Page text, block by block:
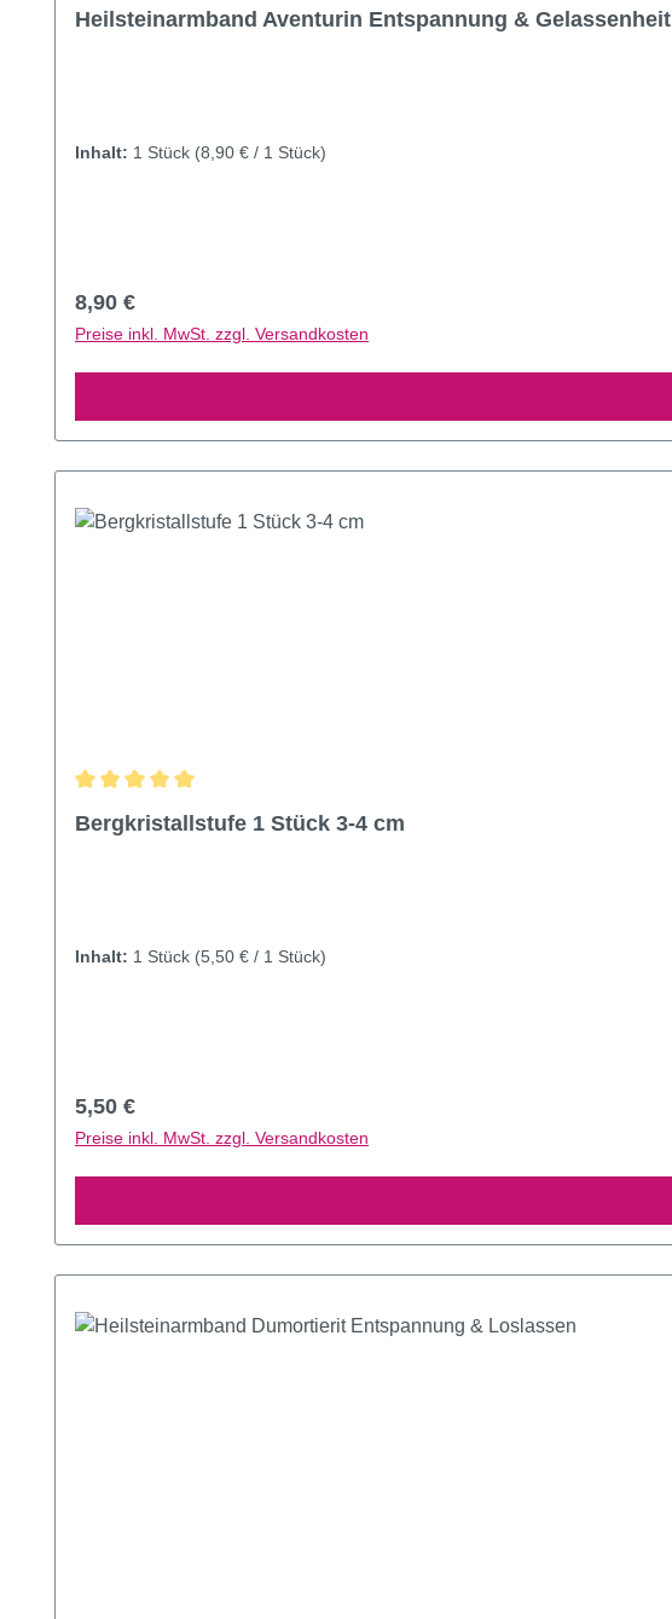
Heilsteinarmband Aventurin Entspannung & Gelassenheit
Inhalt: 1 Stück (8,90 € / 1 Stück)
Regulärer Preis:
8,90 €
Preise inkl. MwSt. zzgl. Versandkosten
Durchschnittliche Bewertung von 5 von 5 Sternen
Bergkristallstufe 1 Stück 3-4 cm
Inhalt: 1 Stück (5,50 € / 1 Stück)
Regulärer Preis:
5,50 €
Preise inkl. MwSt. zzgl. Versandkosten